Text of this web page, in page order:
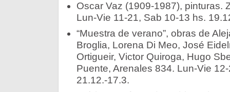
Oscar Vaz (1909-1987), pinturas.
Lun-Vie 11-21, Sab 10-13 hs.
“Muestra de verano”, obras de
Broglia, Lorena Di Meo, José
Ortigueir, Victor Quiroga, Hugo
Puente, Arenales 834. Lun-Vie
21.12.-17.3.